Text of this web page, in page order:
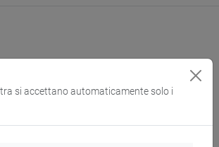
di laurea
si accettano automaticamente solo i